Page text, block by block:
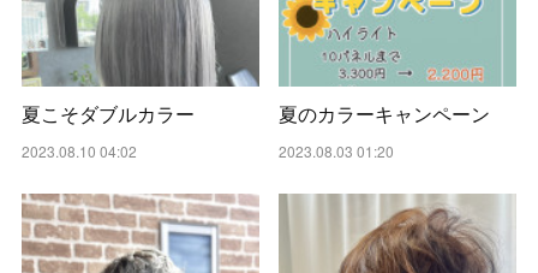
夏こそダブルカラー
2023.08.10 04:02
夏のカラーキャンペーン
2023.08.03 01:20